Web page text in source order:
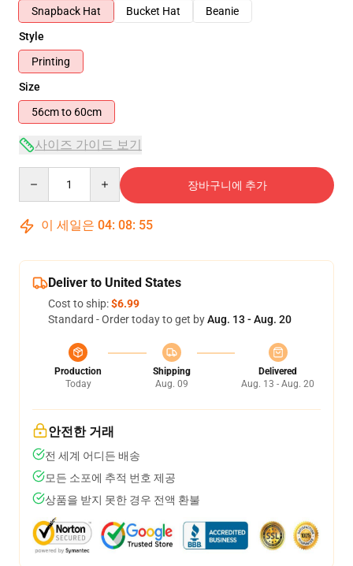
Snapback Hat
Bucket Hat
Beanie
Style
Printing
Size
56cm to 60cm
사이즈 가이드 보기
장바구니에 추가
이 세일은 04: 08: 54
Deliver to United States
Cost to ship:$6.99
Standard - Order today to get byAug. 13 - Aug. 20
Production
Today
Shipping
Aug. 09
Delivered
Aug. 13 - Aug. 20
안전한 거래
전 세계 어디든 배송
모든 소포에 추적 번호 제공
상품을 받지 못한 경우 전액 환불